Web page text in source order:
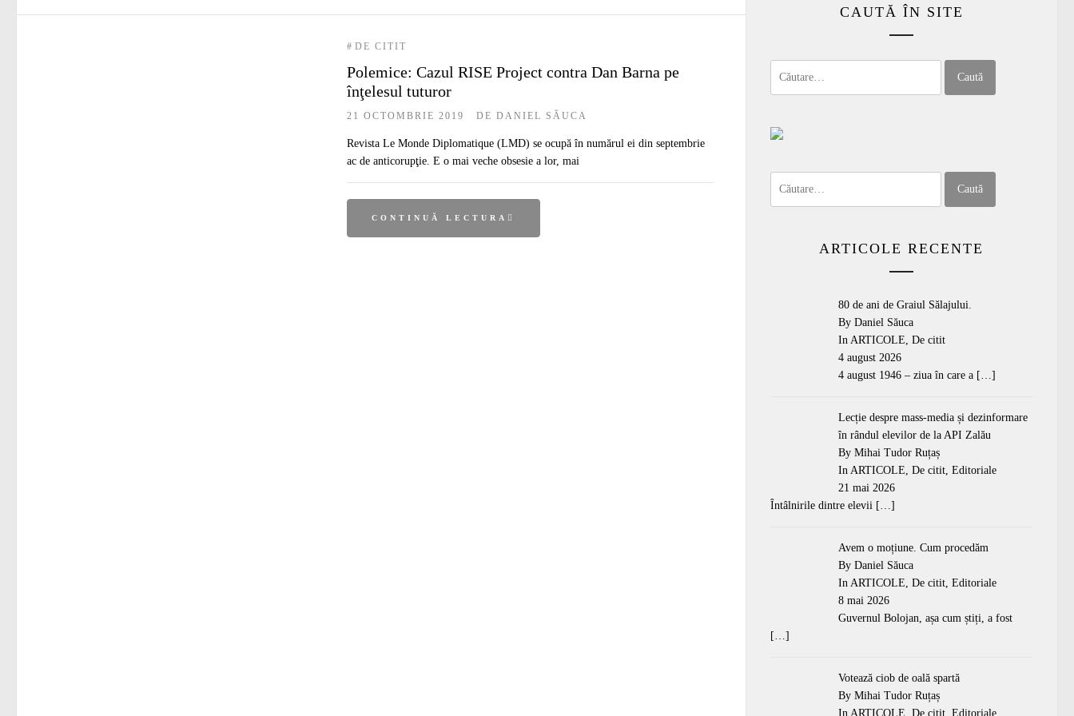
# DE CITIT
Polemice: Cazul RISE Project contra Dan Barna pe
înţelesul tuturor
21 OCTOMBRIE 2019 DE DANIEL SĂUCA
Revista Le Monde Diplomatique (LMD) se ocupă în numărul ei din septembrie
ac de anticorupţie. E o mai veche obsesie a lor, mai
CONTINUĂ LECTURA
CAUTĂ ÎN SITE
ARTICOLE RECENTE
80 de ani de Graiul Sălajului.
By Daniel Săuca
InARTICOLE,De citit
4 august 2026
4 august 1946 – ziua în care a […]
Lecție despre mass-media și dezinformare
în rândul elevilor de la API Zalău
By Mihai Tudor Ruțaș
InARTICOLE,De citit,Editoriale
21 mai 2026
Întâlnirile dintre elevii […]
Avem o moțiune. Cum procedăm
By Daniel Săuca
InARTICOLE,De citit,Editoriale
8 mai 2026
Guvernul Bolojan, așa cum știți, a fost
[…]
Votează ciob de oală spartă
By Mihai Tudor Ruțaș
In ARTICOLE ,De citit ,Editoriale